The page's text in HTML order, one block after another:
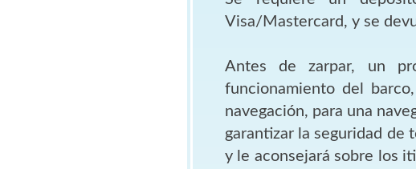
Visa/Mastercard, y se
Antes de zarpar, un
funcionamiento del
navegación, para una
garantizar la seguridad de
y le aconsejará sobre los